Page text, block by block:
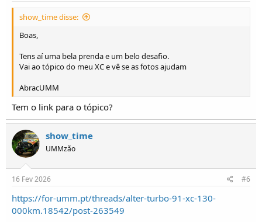
show_time disse:
Boas,
Tens aí uma bela prenda e um belo desafio.
Vai ao tópico do meu XC e vê se as fotos ajudam
AbracUMM
Tem o link para o tópico?
show_time
UMMzão
16 Fev 2026 #6
https://for-umm.pt/threads/alter-turbo-91-xc-130-
000km.18542/post-263549